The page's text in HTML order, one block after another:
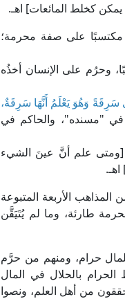
كخلط المائعات] اهـ.
مكتسبًا على صفة محرمة؛
وحرُم على الإنسان أخذُه
وَهُوَ يَعْلَمُ أَنَّهَا سَرِقَةٌ،
"مسنده"، والحاكم في
والحكم" (1/ 210، ط. دار السلام): [ومتى علم أنَّ عينَ الشيء
المذاهب الأربعة المتبوعة
طارئة، وما لم يُتَيَقَّن
حرام، ومنهم من حرَّم
بالحلال في المال
من أهل العلم، ونصوا